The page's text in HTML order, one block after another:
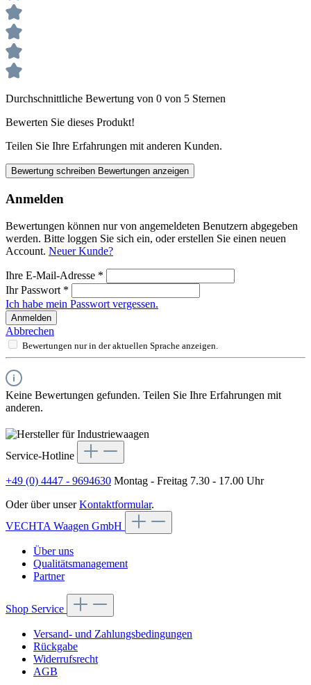
Durchschnittliche Bewertung von 0 von 5 Sternen
Bewerten Sie dieses Produkt!
Teilen Sie Ihre Erfahrungen mit anderen Kunden.
Bewertung schreiben Bewertungen anzeigen
Anmelden
Bewertungen können nur von angemeldeten Benutzern abgegeben
werden. Bitte loggen Sie sich ein, oder erstellen Sie einen neuen
Account. Neuer Kunde?
Ihre E-Mail-Adresse *
Ihr Passwort *
Ich habe mein Passwort vergessen.
Anmelden
Abbrechen
Bewertungen nur in der aktuellen Sprache anzeigen.
Keine Bewertungen gefunden. Teilen Sie Ihre Erfahrungen mit
anderen.
Service-Hotline
+49 (0) 4447 - 9694630 Montag - Freitag 7.30 - 17.00 Uhr
Oder über unserKontaktformular.
VECHTA Waagen GmbH
Über uns
Qualitätsmanagement
Partner
Shop Service
Versand- und Zahlungsbedingungen
Rückgabe
Widerrufsrecht
AGB